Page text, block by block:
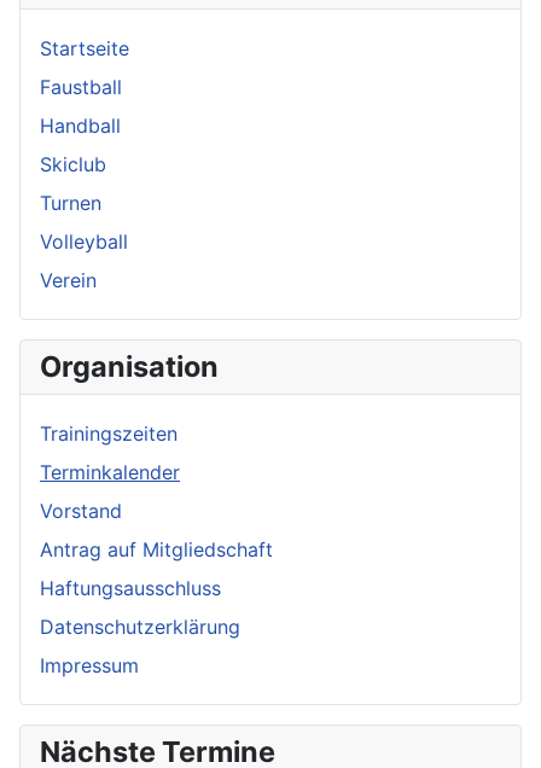
Startseite
Faustball
Handball
Skiclub
Turnen
Volleyball
Verein
Organisation
Trainingszeiten
Terminkalender
Vorstand
Antrag auf Mitgliedschaft
Haftungsausschluss
Datenschutzerklärung
Impressum
Nächste Termine